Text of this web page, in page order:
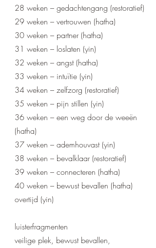
28 weken – gedachtengang (restoratief)
29 weken – vertrouwen (hatha)
30 weken – partner (hatha)
31 weken – loslaten (yin)
32 weken – angst (hatha)
33 weken – intuïtie (yin)
34 weken – zelfzorg (restoratief)
35 weken – pijn stillen (yin)
36 weken – een weg door de weeën
(hatha)
37 weken – ademhouvast (yin)
38 weken – bevalklaar (restoratief)
39 weken – connecteren (hatha)
40 weken – bewust bevallen (hatha)
overtijd (yin)
luisterfragmenten
veilige plek, bewust bevallen,